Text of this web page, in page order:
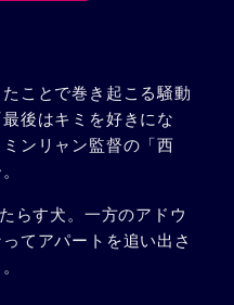
ことで巻き起こる騒動
後はキミを好きにな
ンリャン監督の「西
らす犬。一方のアドウ
てアパートを追い出さ